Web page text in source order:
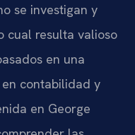
se investigan y
cual resulta valioso
en una
contabilidad y
en George